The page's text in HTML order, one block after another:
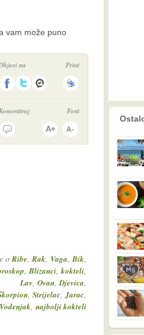
vam može puno
na Print
Font
oRibe,Rak, Vaga,Bik,
,Blizanci,kokteli,
Lav, Ovan,Djevica,
, Strijelac,Jarac,
Vodenjak, najbolji kokteli
prethodno